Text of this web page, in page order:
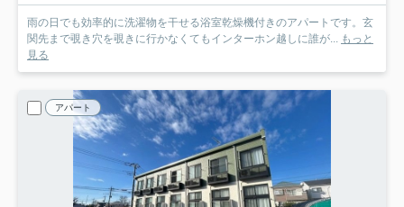
雨の日でも効率的に洗濯物を干せる浴室乾燥機付きのアパートです。玄
関先まで覗き穴を覗きに行かなくてもインターホン越しに誰が...
もっと
見る
アパート